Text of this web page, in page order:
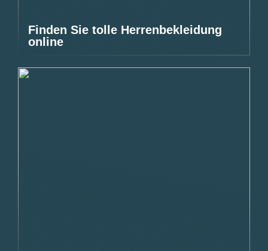
Finden Sie tolle Herrenbekleidung
online